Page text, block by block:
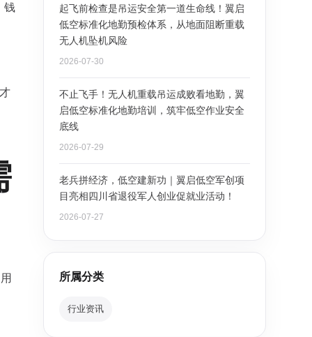
钱
起飞前检查是吊运安全第一道生命线！翼启
低空标准化地勤预检体系，从地面阻断重载
无人机坠机风险
2026-07-30
不止飞手！无人机重载吊运成败看地勤，翼
启低空标准化地勤培训，筑牢低空作业安全
底线
2026-07-29
老兵拼经济，低空建新功｜翼启低空军创项
目亮相四川省退役军人创业促就业活动！
2026-07-27
所属分类
行业资讯